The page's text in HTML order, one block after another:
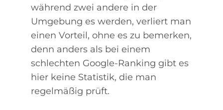
während zwei andere in der
Umgebung es werden, verliert man
einen Vorteil, ohne es zu bemerken,
denn anders als bei einem
schlechten Google-Ranking gibt es
hier keine Statistik, die man
regelmäßig prüft.